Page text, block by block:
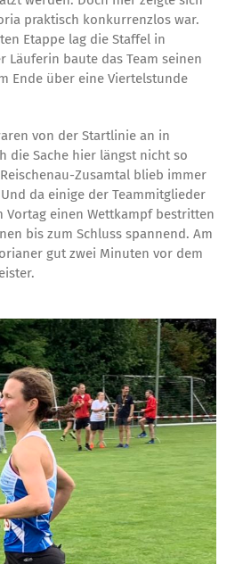
praktisch konkurrenzlos war.
Etappe lag die Staffel in
Läuferin baute das Team seinen
Ende über eine Viertelstunde
von der Startlinie an in
die Sache hier längst nicht so
Zusamtal blieb immer
da einige der Teammitglieder
Vortag einen Wettkampf bestritten
bis zum Schluss spannend. Am
gut zwei Minuten vor dem